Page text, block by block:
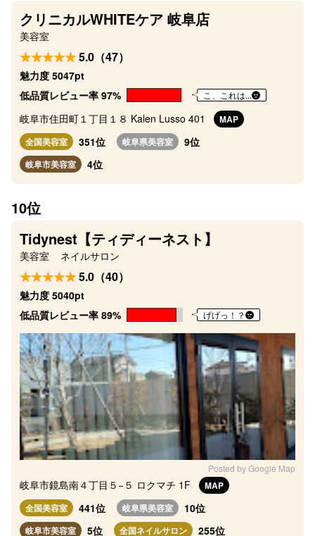
クリニカルWHITEケア 岐阜店
美容室
5.0（47）
魅力度 5047pt
低品質レビュー率 97%
こ、これは...
岐阜市住田町１丁目１８ Kalen Lusso 401
MAP
全国美容室
351位 岐阜県美容室 9位
岐阜市美容室 4位
10位
Tidynest【ティディーネスト】
美容室 ネイルサロン
5.0（40）
魅力度 5040pt
低品質レビュー率 89%
げげっ！？
Posted by Google Map
岐阜市鏡島南４丁目５−５ ロクマチ 1F
MAP
全国美容室
441位 岐阜県美容室 10位
岐阜市美容室 5位 全国ネイルサロン 255位